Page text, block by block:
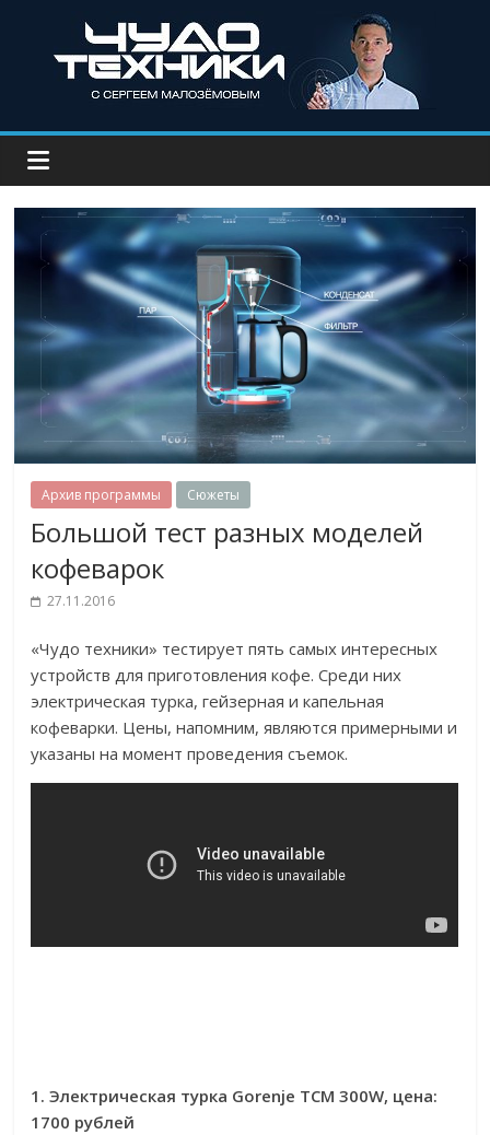
Архив программы Сюжеты
Большой тест разных моделей
кофеварок
27.11.2016
«Чудо техники» тестирует пять самых интересных
устройств для приготовления кофе. Среди них
электрическая турка, гейзерная и капельная
кофеварки. Цены, напомним, являются примерными и
указаны на момент проведения съемок.
1. Электрическая турка Gorenje TCM 300W, цена:
1700 рублей